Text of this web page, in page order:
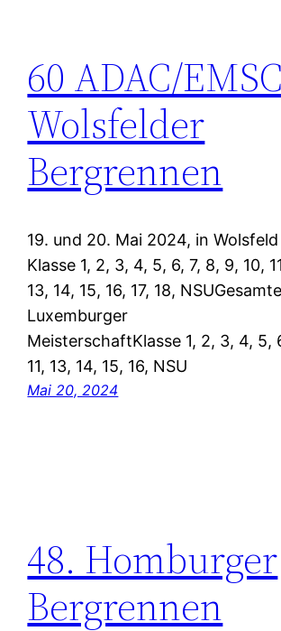
60 ADAC/EMSC
Wolsfelder
Bergrennen
19. und 20. Mai 2024, in Wolsfeld
Klasse 1, 2, 3, 4, 5, 6, 7, 8, 9, 10,
13, 14, 15, 16, 17, 18,
Luxemburger
MeisterschaftKlasse 1, 2, 3, 4, 5,
11, 13, 14, 15, 16, NSU
Mai 20, 2024
48. Homburger
Bergrennen